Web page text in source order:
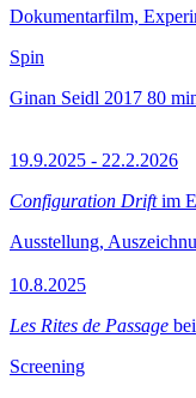
Dokumentarfilm,
Spin
Ginan Seidl 2017 80
19.9.2025 - 22.2.2026
Configuration Driftim
Ausstellung,
10.8.2025
Les Rites de Passage
Screening